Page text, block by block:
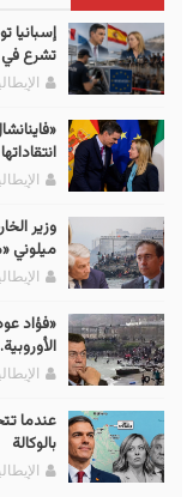
إسبانيا
تشرع في
وزير
ميلوني
«فؤاد
عندما
بالوكالة